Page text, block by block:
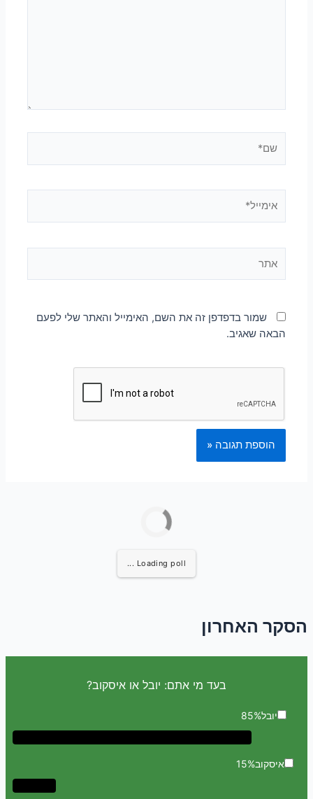
Loading poll ...
הסקר האחרון
בעד מי אתם: יובל או איסקוב?
יובל85%
איסקוב15%
שמור בדפדפן זה את השם, האימייל והאתר שלי לפעם
הבאה שאגיב.